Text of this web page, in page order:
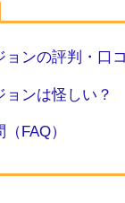
ョンの評判・口
ョンは怪しい？
FAQ）